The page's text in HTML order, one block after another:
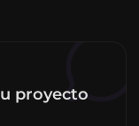
proyecto